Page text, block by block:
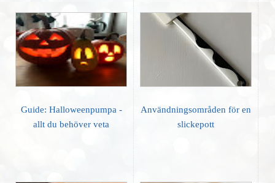
Guide: Halloweenpumpa -
allt du behöver veta
Användningsområden för en
slickepott